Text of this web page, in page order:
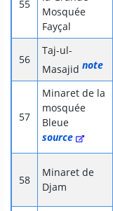
Mosquée
Fayçal
Taj-ul-
Masajid note
Minaret de la
mosquée
Bleue
source
Minaret de
Djam